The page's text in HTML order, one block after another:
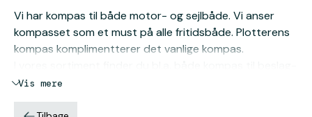
Vi har kompas til både motor- og sejlbåde. Vi anser
kompasset som et must på alle fritidsbåde. Plotterens
kompas komplimentterer det vanlige kompas.
og skotmontereing til nem fastgørelse på din båd. Husk,
at dit kompas skal være mindst 0,5 - 1,5 m fra
Vis mere